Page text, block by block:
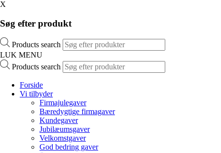
X
Søg efter produkt
Products search
LUK MENU
Products search
Forside
Vi tilbyder
Firmajulegaver
Bæredygtige firmagaver
Kundegaver
Jubilæumsgaver
Velkomstgaver
God bedring gaver